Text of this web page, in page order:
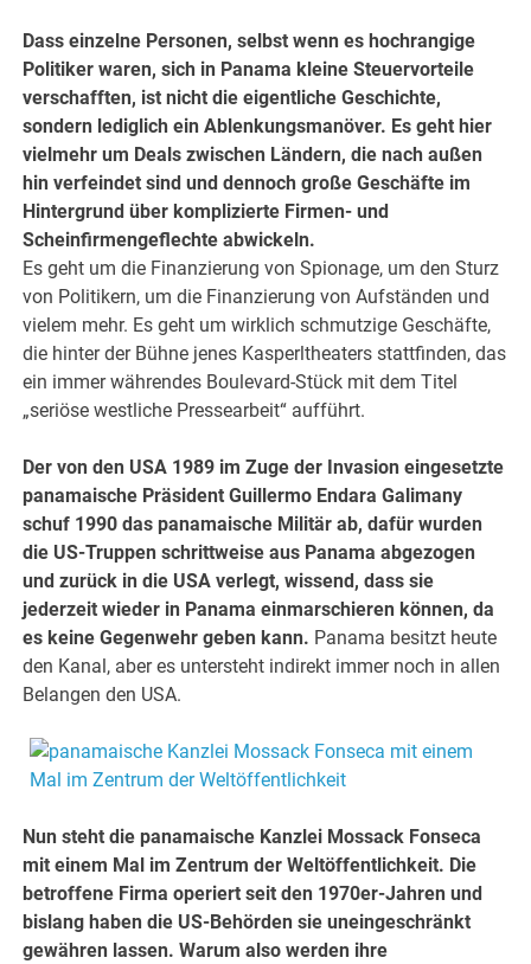
Dass einzelne Personen, selbst wenn es hochrangige
Politiker waren, sich in Panama kleine Steuervorteile
verschafften, ist nicht die eigentliche Geschichte,
sondern lediglich ein Ablenkungsmanöver. Es geht hier
vielmehr um Deals zwischen Ländern, die nach außen
hin verfeindet sind und dennoch große Geschäfte im
Hintergrund über komplizierte Firmen- und
Scheinfirmengeflechte abwickeln.
Es geht um die Finanzierung von Spionage, um den Sturz
von Politikern, um die Finanzierung von Aufständen und
vielem mehr. Es geht um wirklich schmutzige Geschäfte,
die hinter der Bühne jenes Kasperltheaters stattfinden, das
ein immer währendes Boulevard-Stück mit dem Titel
„seriöse westliche Pressearbeit“ aufführt.
Der von den USA 1989 im Zuge der Invasion eingesetzte
panamaische Präsident Guillermo Endara Galimany
schuf 1990 das panamaische Militär ab, dafür wurden
die US-Truppen schrittweise aus Panama abgezogen
und zurück in die USA verlegt, wissend, dass sie
jederzeit wieder in Panama einmarschieren können, da
es keine Gegenwehr geben kann. Panama besitzt heute
den Kanal, aber es untersteht indirekt immer noch in allen
Belangen den USA.
Nun steht die panamaische Kanzlei Mossack Fonseca
mit einem Mal im Zentrum der Weltöffentlichkeit. Die
betroffene Firma operiert seit den 1970er-Jahren und
bislang haben die US-Behörden sie uneingeschränkt
gewähren lassen. Warum also werden ihre